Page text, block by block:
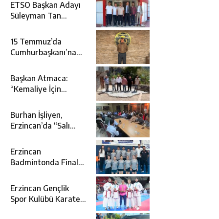
ETSO Başkan Adayı
Süleyman Tan
15 Temmuz’da
Cumhurbaşkanı’na
Yer Alan Firari FETÖ
Şüphelisi Yakalandı
Başkan Atmaca:
“Kemaliye İçin
Yorulmadan
Çalışıyoruz”
Burhan İşliyen,
Erzincan’da “Salı
Oldu
Erzincan
Badmintonda Finale
Erzincan Gençlik
Spor Kulübü Karate